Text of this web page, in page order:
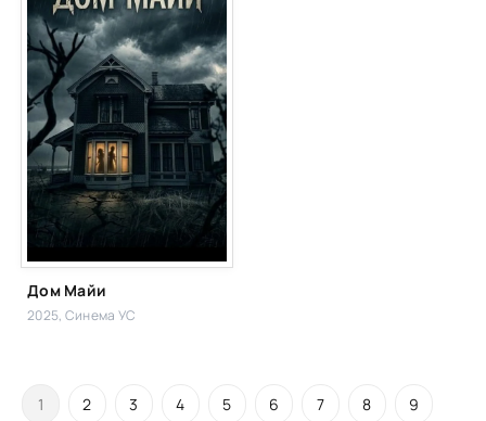
Дом Майи
2025, Синема УС
1 2 3 4 5 6 7 8 9